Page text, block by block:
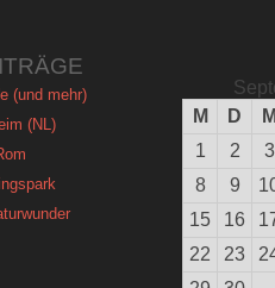
(und mehr)
(NL)
M
D
1
2
3
8
9
15
16
22
23